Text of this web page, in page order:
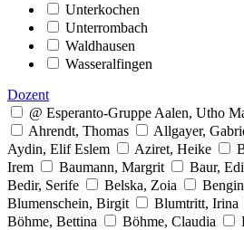
Unterkochen
Unterrombach
Waldhausen
Wasseralfingen
Dozent
@ Esperanto-Gruppe Aalen, Utho
Ahrendt, Thomas
Allgayer,
Aydin, Elif Eslem
Aziret, Heike
Irem
Baumann, Margrit Baur,
Bedir, Serife
Belska, Zoia
Blumenschein, Birgit
Blumtritt, Irina
Böhme, Bettina
Böhme, Claudia